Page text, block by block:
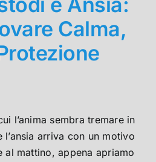
Calma,
l’anima sembra tremare in
arriva con un motivo
al mattino, appena apriamo